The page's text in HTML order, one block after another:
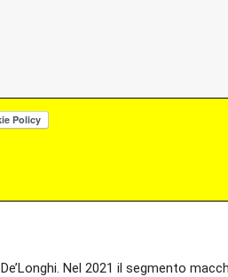
De’Longhi. Nel 2021 il segmento